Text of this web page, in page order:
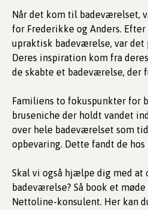
Når det kom til badeværelset,
for Frederikke og Anders.
upraktisk badeværelse, var det
Deres inspiration kom fra
de skabte et badeværelse, der
Familiens to fokuspunkter for
bruseniche der holdt vandet
over hele badeværelset som
opbevaring. Dette fandt de
Skal vi også hjælpe dig med at
badeværelse? Så book et
Nettoline-konsulent. Her kan